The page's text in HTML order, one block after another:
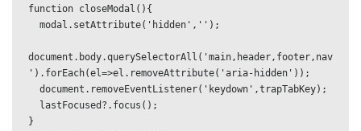
function closeModal(){
document.body.querySelectorAll('main,header,footer,nav
').forEach(el=>el.removeAttribute('aria-hidden'));
}